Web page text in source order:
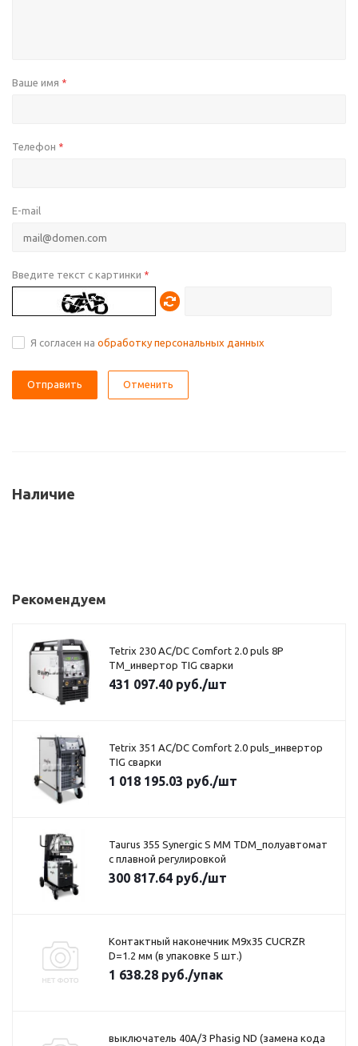
Ваше имя *
Телефон *
E-mail
Введите текст с картинки *
Я согласен на обработку персональных данных
Отменить
Наличие
Рекомендуем
Tetrix 230 AC/DC Comfort 2.0 puls 8P
TM_инвертор TIG сварки
431 097.40 руб./шт
Tetrix 351 AC/DC Comfort 2.0 puls_инвертор
TIG сварки
1 018 195.03 руб./шт
Taurus 355 Synergic S MM TDM_полуавтомат
с плавной регулировкой
300 817.64 руб./шт
Контактный наконечник M9x35 CUCRZR
D=1.2 мм (в упаковке 5 шт.)
1 638.28 руб./упак
выключатель 40A/3 Phasig ND (замена кода